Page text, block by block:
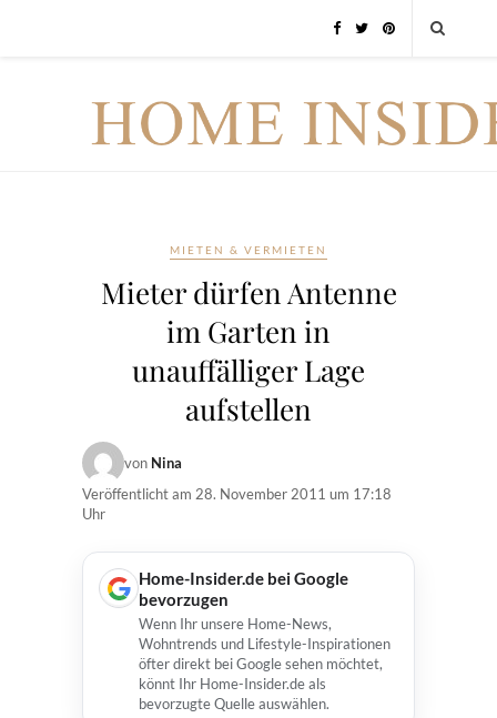
MIETEN & VERMIETEN
Mieter dürfen Antenne
im Garten in
unauffälliger Lage
aufstellen
von Nina
Veröffentlicht am 28. November 2011 um 17:18
Uhr
Home-Insider.de bei Google
bevorzugen
Wenn Ihr unsere Home-News,
Wohntrends und Lifestyle-Inspirationen
öfter direkt bei Google sehen möchtet,
könnt Ihr Home-Insider.de als
bevorzugte Quelle auswählen.